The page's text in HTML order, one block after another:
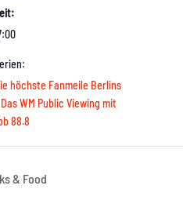
höchste Fanmeile Berlins
WM Public Viewing mit
88.8
& Food